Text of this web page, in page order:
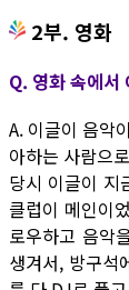
2부. 영화
Q. 영화 속에서
A. 이글이 음악
아하는 사람으
당시 이글이 지
클럽이 메인이
로우하고 음악
생겨서, 방구석